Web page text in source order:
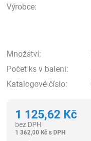
Výrobce:
Množství:
Počet ks v balení:
Katalogové číslo:
1 125,62 Kč
bez DPH
1 362,00Kč s DPH